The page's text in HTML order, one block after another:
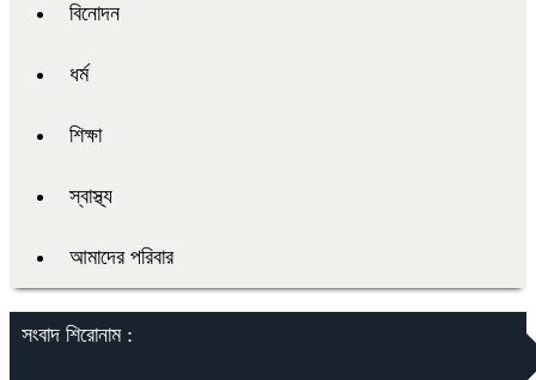
বিনোদন
ধর্ম
শিক্ষা
স্বাস্থ্য
আমাদের পরিবার
সংবাদ শিরোনাম :